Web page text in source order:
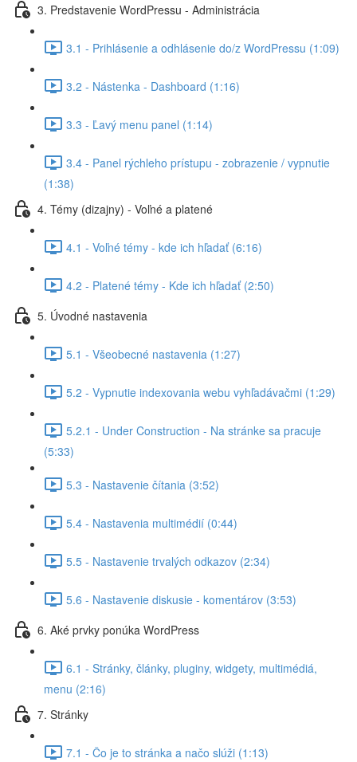
3. Predstavenie WordPressu - Administrácia
3.1 - Prihlásenie a odhlásenie do/z WordPressu (1:09)
3.2 - Nástenka - Dashboard (1:16)
3.3 - Ľavý menu panel (1:14)
3.4 - Panel rýchleho prístupu - zobrazenie / vypnutie
(1:38)
4. Témy (dizajny) - Voľné a platené
4.1 - Voľné témy - kde ich hľadať (6:16)
4.2 - Platené témy - Kde ich hľadať (2:50)
5. Úvodné nastavenia
5.1 - Všeobecné nastavenia (1:27)
5.2 - Vypnutie indexovania webu vyhľadávačmi (1:29)
5.2.1 - Under Construction - Na stránke sa pracuje
(5:33)
5.3 - Nastavenie čítania (3:52)
5.4 - Nastavenia multimédií (0:44)
5.5 - Nastavenie trvalých odkazov (2:34)
5.6 - Nastavenie diskusie - komentárov (3:53)
6. Aké prvky ponúka WordPress
6.1 - Stránky, články, pluginy, widgety, multimédiá,
menu (2:16)
7. Stránky
7.1 - Čo je to stránka a načo slúži (1:13)